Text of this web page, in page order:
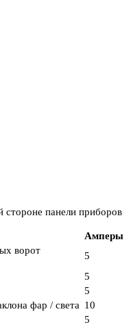
стороне панели приборов
Амперы
ворот
5
5
5
фар / света 10
5